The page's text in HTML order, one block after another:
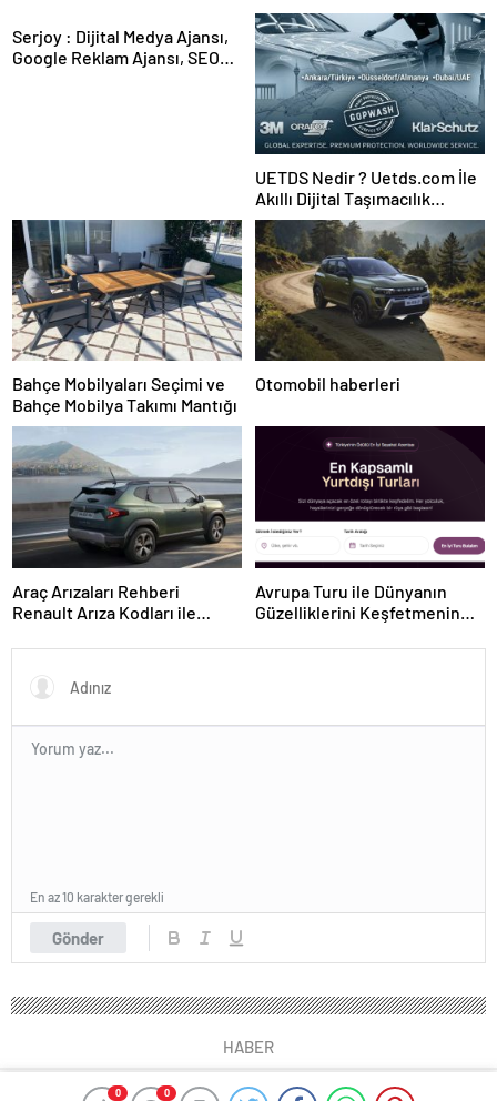
0 0
Serjoy : Dijital Medya Ajansı,
Google Reklam Ajansı, SEO
UETDS Nedir ? Uetds.com İle
Akıllı Dijital Taşımacılık
Yazılımı
Bahçe Mobilyaları Seçimi ve
Bahçe Mobilya Takımı Mantığı
Otomobil haberleri
Araç Arızaları Rehberi
Renault Arıza Kodları ile
Avrupa Turu ile Dünyanın
Güzelliklerini Keşfetmenin
Gönder
En az 10 karakter gerekli
HABER